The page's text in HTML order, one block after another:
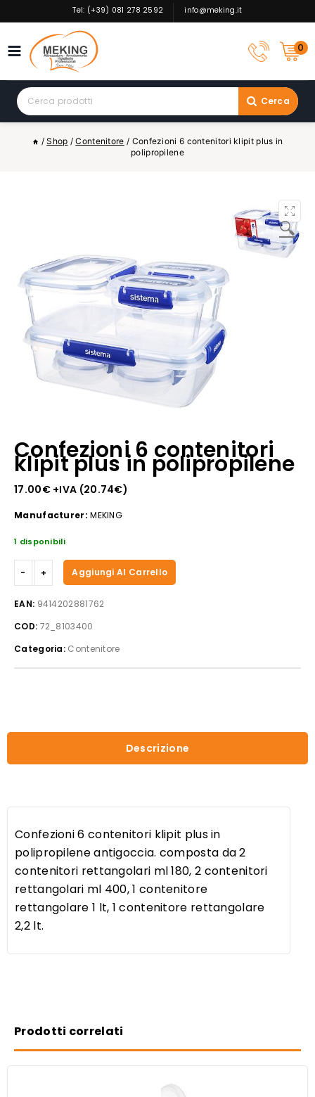
to
Tel: (+39) 081 278 2592 info@meking.it
0
Search
for:
Cerca
/ Shop / Contenitore / Confezioni 6 contenitori klipit plus in
polipropilene
🔍
Confezioni 6 contenitori
klipit plus in polipropilene
17.00€+IVA (20.74€)
Manufacturer: MEKING
1 disponibili
Confezioni
6
contenitori
plus
in
Aggiungi Al Carrello
EAN: 9414202881762
COD: 72_8103400
Categoria: Contenitore
Descrizione
Confezioni 6 contenitori klipit plus in
polipropilene antigoccia. composta da 2
contenitori rettangolari ml 180, 2 contenitori
rettangolari ml 400, 1 contenitore
rettangolare 1 lt, 1 contenitore rettangolare
2,2 lt.
Prodotti correlati